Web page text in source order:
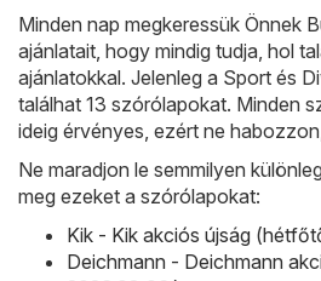
Minden nap megkeressük Önnek
ajánlatait, hogy mindig tudja, hol
ajánlatokkal. Jelenleg a Sport és
találhat 13 szórólapokat. Minden
ideig érvényes, ezért ne
Ne maradjon le semmilyen
meg ezeket a szórólapokat:
Kik - Kik akciós újság
Deichmann - Deichmann